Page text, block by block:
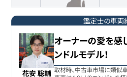
鑑定士の車両
花安 聡輔
オーナーの愛を感
ンドルモデル！
取材時、中古車市場に類似